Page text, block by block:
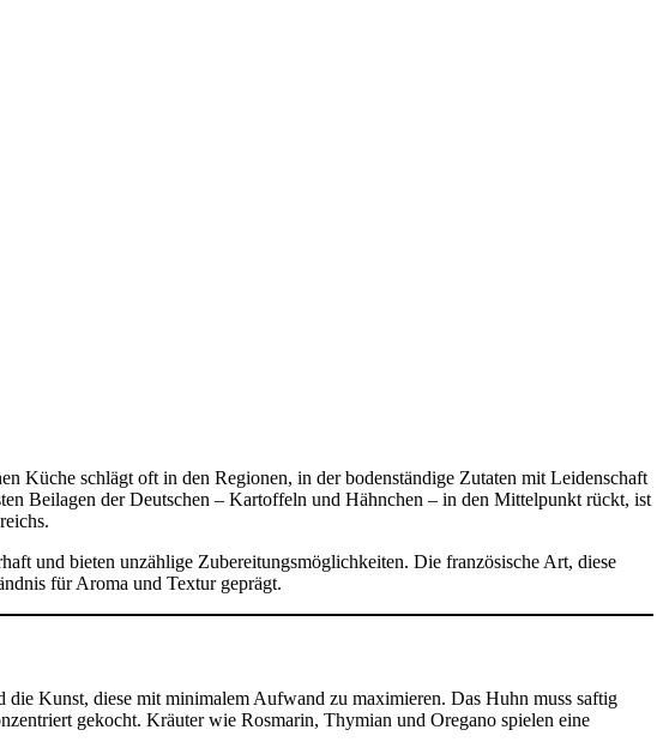
Küche schlägt oft in den Regionen, in der bodenständige Zutaten mit Leidenschaft
Beilagen der Deutschen – Kartoffeln und Hähnchen – in den Mittelpunkt rückt, ist
und bieten unzählige Zubereitungsmöglichkeiten. Die französische Art, diese
für Aroma und Textur geprägt.
die Kunst, diese mit minimalem Aufwand zu maximieren. Das Huhn muss saftig
gekocht. Kräuter wie Rosmarin, Thymian und Oregano spielen eine